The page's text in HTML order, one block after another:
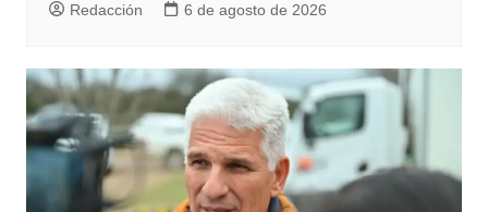
Redacción 6 de agosto de 2026